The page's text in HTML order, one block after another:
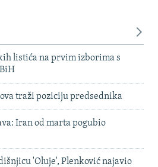
listića na prvim izborima s
traži poziciju predsednika
Iran od marta pogubio
'Oluje', Plenković najavio